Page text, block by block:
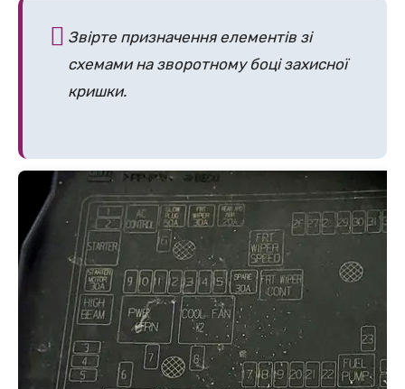
Звірте призначення елементів зі
схемами на зворотному боці захисної
кришки.